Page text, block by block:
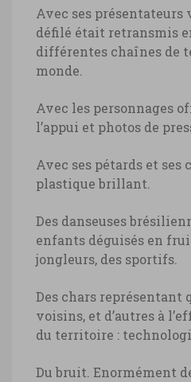
Avec ses présentateurs
défilé était retransmis
différentes chaînes de
monde.
Avec les personnages
l’appui et photos de
Avec ses pétards et ses
plastique brillant.
Des danseuses
enfants déguisés en
jongleurs, des sportifs.
Des chars représentant
voisins, et d’autres à
du territoire :
Du bruit. Enormément